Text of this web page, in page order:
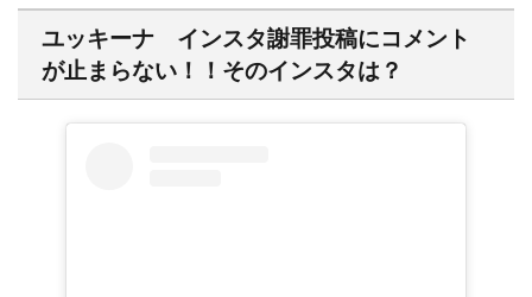
ユッキーナ インスタ謝罪投稿にコメント
が止まらない！！そのインスタは？